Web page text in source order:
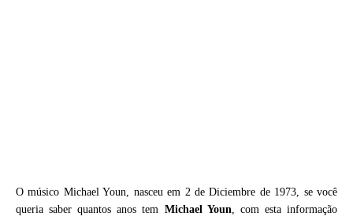
O músico Michael Youn, nasceu em 2 de Diciembre de 1973, se você
queria saber quantos anos tem Michael Youn, com esta informação